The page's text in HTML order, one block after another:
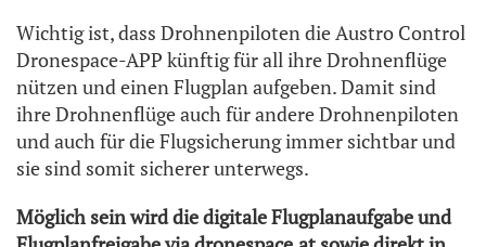
Wichtig ist, dass Drohnenpiloten die Austro Control
Dronespace-APP künftig für all ihre Drohnenflüge
nützen und einen Flugplan aufgeben. Damit sind
ihre Drohnenflüge auch für andere Drohnenpiloten
und auch für die Flugsicherung immer sichtbar und
sie sind somit sicherer unterwegs.
Möglich sein wird die digitale Flugplanaufgabe und